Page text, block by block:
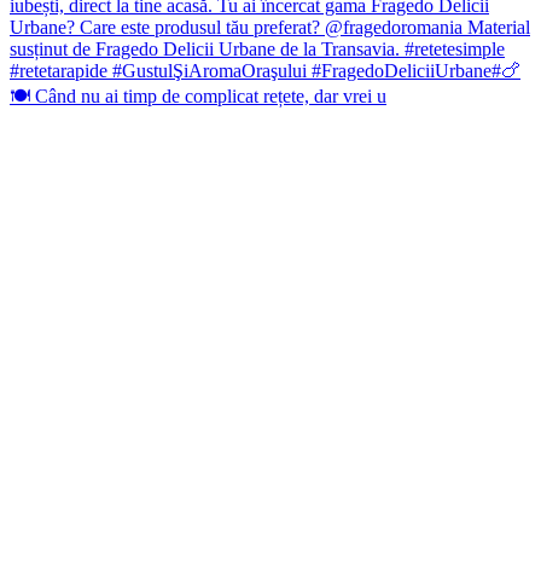
🍽️ Când nu ai timp de complicat rețete, dar vrei u